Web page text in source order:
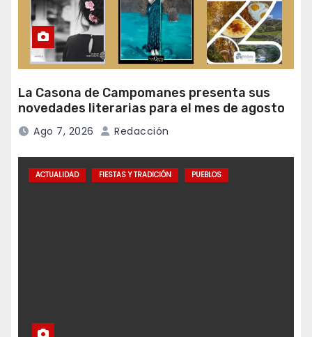
La Casona de Campomanes presenta sus
novedades literarias para el mes de agosto
Ago 7, 2026 Redacción
ACTUALIDAD FIESTAS Y TRADICIÓN PUEBLOS